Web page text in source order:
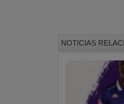
NOTICIAS